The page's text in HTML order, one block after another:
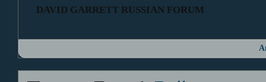
DAVID GARRETT RUSSIAN FORUM